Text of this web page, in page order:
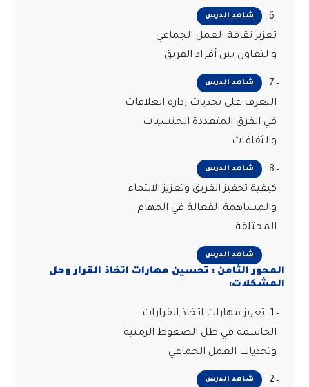
شاهد الدرس
6.
تعزيز ثقافة العمل الجماعي
والتعاون بين أفراد الفريق
شاهد الدرس
7.
التعرف على تحديات إدارة العلاقات
في الفرق المتعددة الجنسيات
والثقافات
شاهد الدرس
8.
كيفية تحفيز الفريق وتعزيز الانتماء
والمساهمة الفعالة في المهام
المختلفة
شاهد الدرس
المحور الثامن : تحسين مهارات اتخاذ القرار وحل
المشكلات:
1. تعزيز مهارات اتخاذ القرارات
الحاسمة في ظل الضغوط الزمنية
وتحديات العمل الجماعي
شاهد الدرس
2.